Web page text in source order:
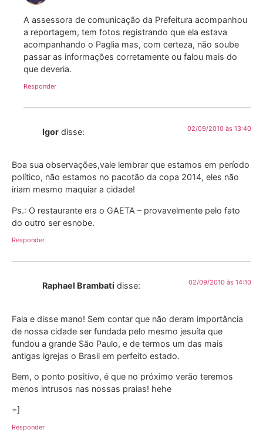
A assessora de comunicação da Prefeitura acompanhou
a reportagem, tem fotos registrando que ela estava
acompanhando o Paglia mas, com certeza, não soube
passar as informações corretamente ou falou mais do
que deveria.
Responder
Igor disse: 02/09/2010 às 13:40
Boa sua observações,vale lembrar que estamos em período
político, não estamos no pacotão da copa 2014, eles não
iriam mesmo maquiar a cidade!
Ps.: O restaurante era o GAETA – provavelmente pelo fato
do outro ser esnobe.
Responder
Raphael Brambati disse: 02/09/2010 às 14:10
Fala e disse mano! Sem contar que não deram importância
de nossa cidade ser fundada pelo mesmo jesuíta que
fundou a grande São Paulo, e de termos um das mais
antigas igrejas o Brasil em perfeito estado.
Bem, o ponto positivo, é que no próximo verão teremos
menos intrusos nas nossas praias! hehe
=]
Responder